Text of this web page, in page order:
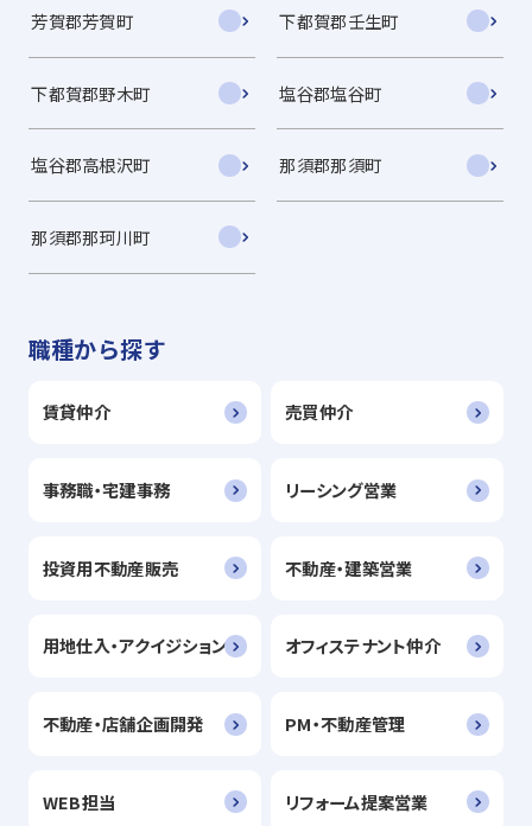
芳賀郡芳賀町 下都賀郡壬生町
下都賀郡野木町 塩谷郡塩谷町
塩谷郡高根沢町 那須郡那須町
那須郡那珂川町
職種から探す
賃貸仲介 売買仲介
事務職・宅建事務 リーシング営業
投資用不動産販売 不動産・建築営業
用地仕入・アクイジション オフィステナント仲介
不動産・店舗企画開発 PM・不動産管理
WEB担当 リフォーム提案営業